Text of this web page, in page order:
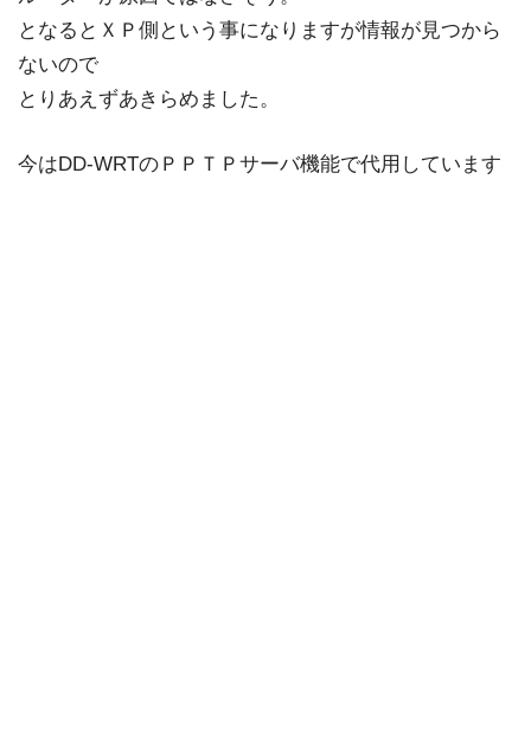
となるとＸＰ側という事になりますが情報が見つから
ないので
とりあえずあきらめました。
今はDD-WRTのＰＰＴＰサーバ機能で代用しています